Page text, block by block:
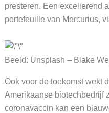
presteren. Een excellerend
portefeuille van Mercurius,
Beeld: Unsplash – Blake
Ook voor de toekomst wekt
Amerikaanse biotechbedrijf
coronavaccin kan een